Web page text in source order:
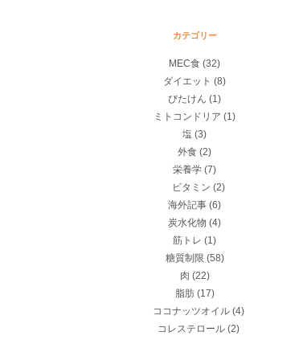
カテゴリー
MEC食 (32)
ダイエット (8)
びたけん (1)
ミトコンドリア (1)
塩 (3)
外食 (2)
栄養学 (7)
ビタミン (2)
海外記事 (6)
炭水化物 (4)
筋トレ (1)
糖質制限 (58)
肉 (22)
脂肪(17)
ココナッツオイル (4)
コレステロール (2)